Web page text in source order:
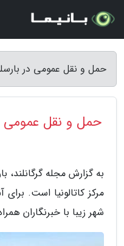
حمل و نقل عمومی در
حمل و نقل عمومی
به گزارش مجله گرگانلند،
مرکز کاتالونیا است.
شهر زیبا با خبرنگاران